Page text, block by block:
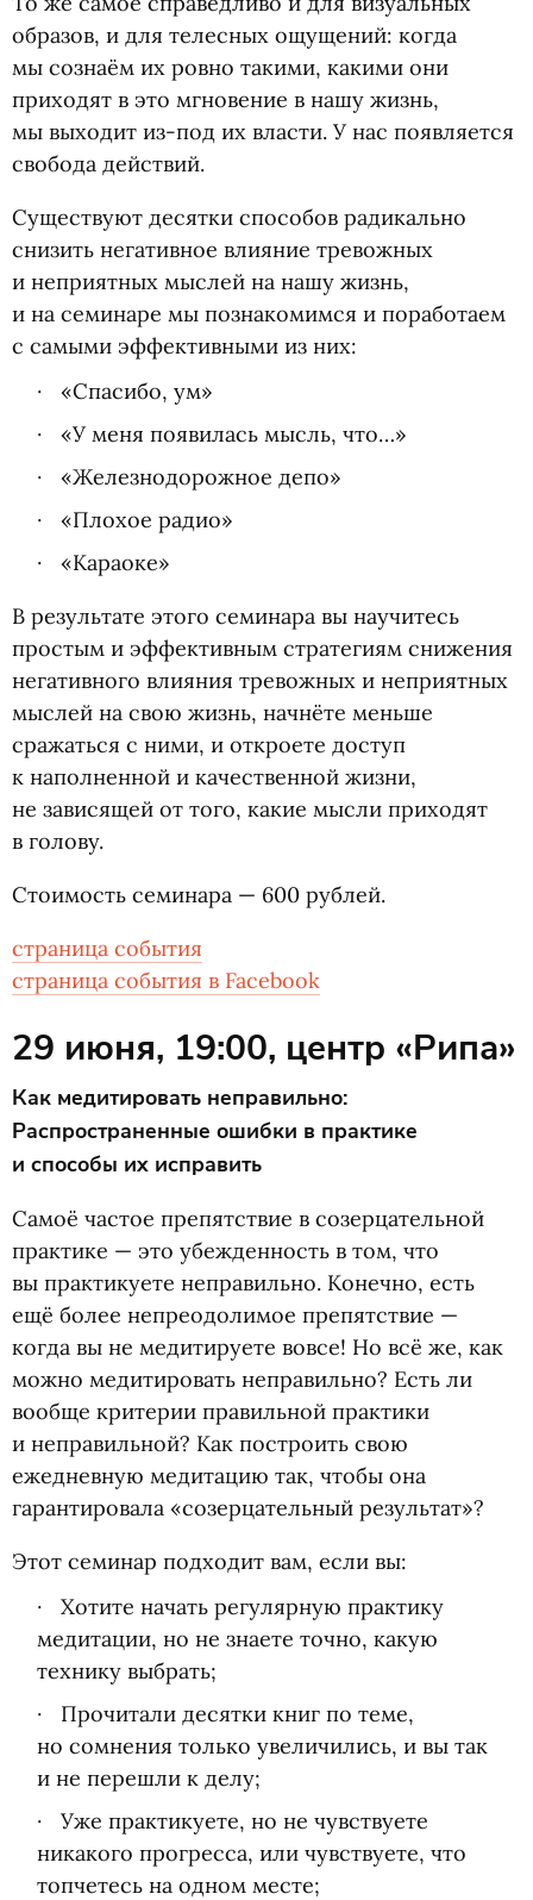
образов, и для телесных ощущений: когда
мы сознаём их ровно такими, какими они
приходят в это мгновение в нашу жизнь,
мы выходит из-под их власти. У нас появляется
свобода действий.
Существуют десятки способов радикально
снизить негативное влияние тревожных
и неприятных мыслей на нашу жизнь,
и на семинаре мы познакомимся и поработаем
с самыми эффективными из них:
«Спасибо, ум»
«У меня появилась мысль, что…»
«Железнодорожное депо»
«Плохое радио»
«Караоке»
В результате этого семинара вы научитесь
простым и эффективным стратегиям снижения
негативного влияния тревожных и неприятных
мыслей на свою жизнь, начнёте меньше
сражаться с ними, и откроете доступ
к наполненной и качественной жизни,
не зависящей от того, какие мысли приходят
в голову.
Стоимость семинара — 600 рублей.
страница события
страница события в Facebook
29 июня, 19:00, центр «Рипа»
Как медитировать неправильно:
Распространенные ошибки в практике
и способы их исправить
Самоё частое препятствие в созерцательной
практике — это убежденность в том, что
вы практикуете неправильно. Конечно, есть
ещё более непреодолимое препятствие —
когда вы не медитируете вовсе! Но всё же, как
можно медитировать неправильно? Есть ли
вообще критерии правильной практики
и неправильной? Как построить свою
ежедневную медитацию так, чтобы она
гарантировала «созерцательный результат»?
Этот семинар подходит вам, если вы:
Хотите начать регулярную практику
медитации, но не знаете точно, какую
технику выбрать;
Прочитали десятки книг по теме,
но сомнения только увеличились, и вы так
и не перешли к делу;
Уже практикуете, но не чувствуете
никакого прогресса, или чувствуете, что
топчетесь на одном месте;